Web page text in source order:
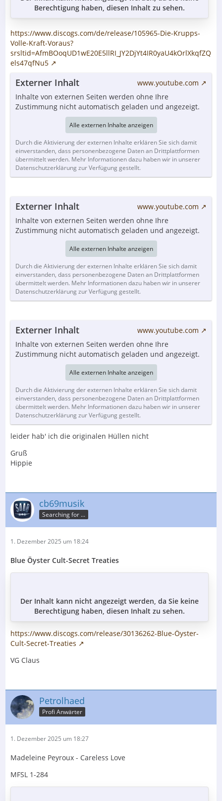
Berechtigung haben, diesen Inhalt zu sehen.
https://www.discogs.com/de/release/105965-Die-Krupps-
Volle-Kraft-Voraus?
srsltid=AfmBOoqUD1wE20E5llRI_JY2DjYt4IR0yaU4kOrlXkqfZQ
els47qfNu5
Externer Inhalt
www.youtube.com
Inhalte von externen Seiten werden ohne Ihre
Zustimmung nicht automatisch geladen und angezeigt.
Alle externen Inhalte anzeigen
Durch die Aktivierung der externen Inhalte erklären Sie sich damit
einverstanden, dass personenbezogene Daten an Drittplattformen
übermittelt werden. Mehr Informationen dazu haben wir in unserer
Datenschutzerklärung zur Verfügung gestellt.
Externer Inhalt
www.youtube.com
Inhalte von externen Seiten werden ohne Ihre
Zustimmung nicht automatisch geladen und angezeigt.
Alle externen Inhalte anzeigen
Durch die Aktivierung der externen Inhalte erklären Sie sich damit
einverstanden, dass personenbezogene Daten an Drittplattformen
übermittelt werden. Mehr Informationen dazu haben wir in unserer
Datenschutzerklärung zur Verfügung gestellt.
Externer Inhalt
www.youtube.com
Inhalte von externen Seiten werden ohne Ihre
Zustimmung nicht automatisch geladen und angezeigt.
Alle externen Inhalte anzeigen
Durch die Aktivierung der externen Inhalte erklären Sie sich damit
einverstanden, dass personenbezogene Daten an Drittplattformen
übermittelt werden. Mehr Informationen dazu haben wir in unserer
Datenschutzerklärung zur Verfügung gestellt.
leider hab' ich die originalen Hüllen nicht
Gruß
Hippie
cb69musik
Searching for ...
1. Dezember 2025 um 18:24
Blue Öyster Cult-Secret Treaties
Der Inhalt kann nicht angezeigt werden, da Sie keine
Berechtigung haben, diesen Inhalt zu sehen.
https://www.discogs.com/release/30136262-Blue-Öyster-
Cult-Secret-Treaties
VG Claus
Petrolhaed
Profi Anwärter
1. Dezember 2025 um 18:27
Madeleine Peyroux - Careless Love
MFSL 1-284